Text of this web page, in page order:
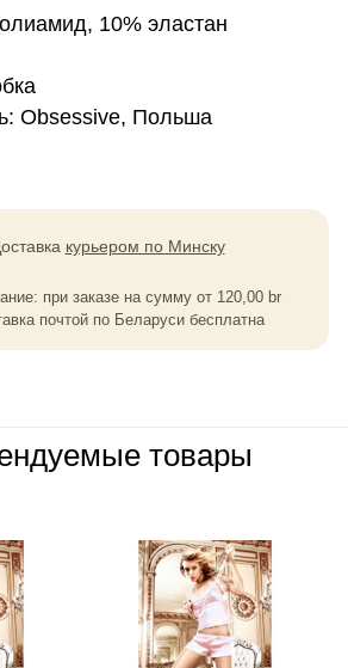
10% эластан
Obsessive, Польша
курьером по Минску
при заказе на сумму от 120,00 br
почтой по Беларуси бесплатна
товары